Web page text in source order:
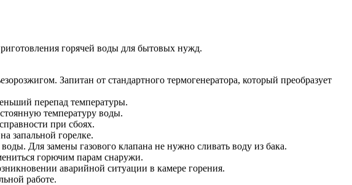
горячей воды для бытовых нужд.
Запитан от стандартного термогенератора, который преобразует
перепад температуры.
температуру воды.
при сбоях.
запальной горелке.
Для замены газового клапана не нужно сливать воду из бака.
горючим парам снаружи.
аварийной ситуации в камере горения.
работе.